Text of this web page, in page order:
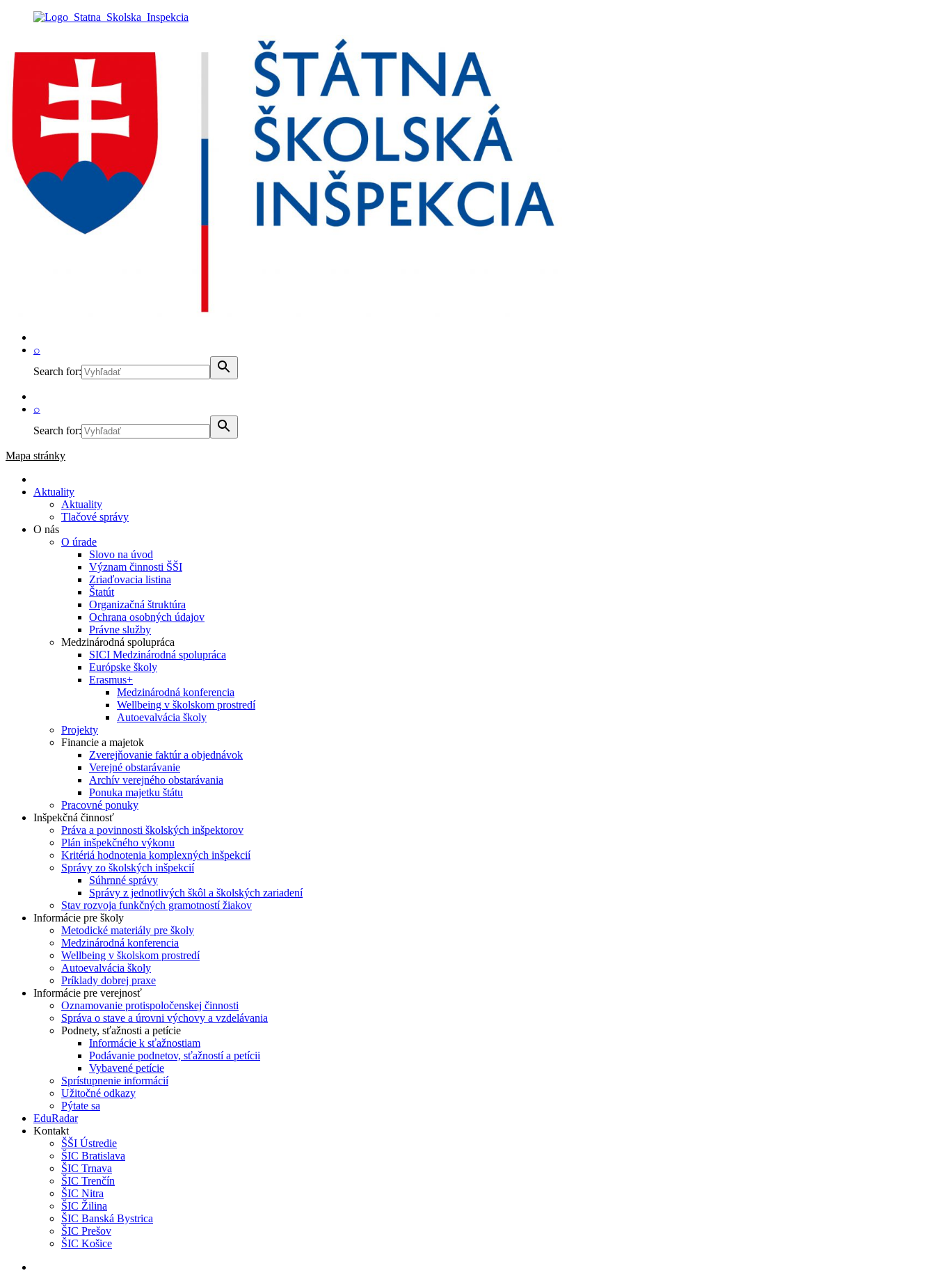
⌕
Search for:
⌕
Search for:
Mapa stránky
Aktuality
Aktuality
Tlačové správy
O nás
O úrade
Slovo na úvod
Význam činnosti ŠŠI
Zriaďovacia listina
Štatút
Organizačná štruktúra
Ochrana osobných údajov
Právne služby
Medzinárodná spolupráca
SICI Medzinárodná spolupráca
Európske školy
Erasmus+
Medzinárodná konferencia
Wellbeing v školskom prostredí
Autoevalvácia školy
Projekty
Financie a majetok
Zverejňovanie faktúr a objednávok
Verejné obstarávanie
Archív verejného obstarávania
Ponuka majetku štátu
Pracovné ponuky
Inšpekčná činnosť
Práva a povinnosti školských inšpektorov
Plán inšpekčného výkonu
Kritériá hodnotenia komplexných inšpekcií
Správy zo školských inšpekcií
Súhrnné správy
Správy z jednotlivých škôl a školských zariadení
Stav rozvoja funkčných gramotností žiakov
Informácie pre školy
Metodické materiály pre školy
Medzinárodná konferencia
Wellbeing v školskom prostredí
Autoevalvácia školy
Príklady dobrej praxe
Informácie pre verejnosť
Oznamovanie protispoločenskej činnosti
Správa o stave a úrovni výchovy a vzdelávania
Podnety, sťažnosti a petície
Informácie k sťažnostiam
Podávanie podnetov, sťažností a petícii
Vybavené petície
Sprístupnenie informácií
Užitočné odkazy
Pýtate sa
EduRadar
Kontakt
ŠŠI Ústredie
ŠIC Bratislava
ŠIC Trnava
ŠIC Trenčín
ŠIC Nitra
ŠIC Žilina
ŠIC Banská Bystrica
ŠIC Prešov
ŠIC Košice